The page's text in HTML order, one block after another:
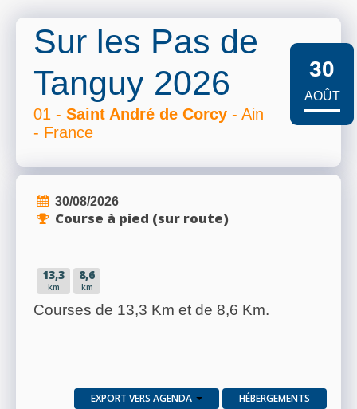
Sur les Pas de
Tanguy 2026
01 - Saint André de Corcy - Ain
- France
30
AOÛT
30/08/2026
Course à pied (sur route)
13,3
km
8,6
km
Courses de 13,3 Km et de 8,6 Km.
EXPORT VERS AGENDA HÉBERGEMENTS